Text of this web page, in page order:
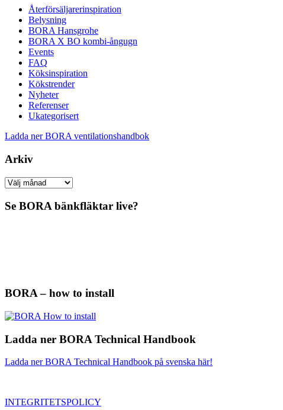
Återförsäljarerinspiration
Belysning
BORA Hansgrohe
BORA X BO kombi-ångugn
Events
FAQ
Köksinspiration
Kökstrender
Nyheter
Referenser
Ukategorisert
Ladda ner BORA ventilationshandbok
Arkiv
Arkiv
Se BORA bänkfläktar live?
BORA – how to install
Ladda ner BORA Technical Handbook
Ladda ner BORA Technical Handbook på svenska här!
INTEGRITETSPOLICY